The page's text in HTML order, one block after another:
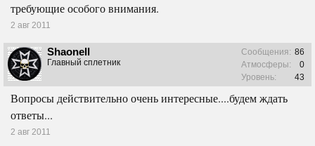
требующие особого внимания.
2 авг 2011
Shaonell
Главный сплетник
Сообщения: 86
Атмосферы:
0
Уровень:
43
Вопросы действительно очень интересные....будем ждать
ответы...
2 авг 2011